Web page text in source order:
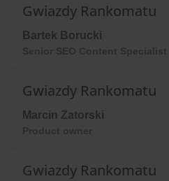
Gwiazdy Rankomatu
Bartek Borucki
Gwiazdy Rankomatu
Marcin Zatorski
Gwiazdy Rankomatu